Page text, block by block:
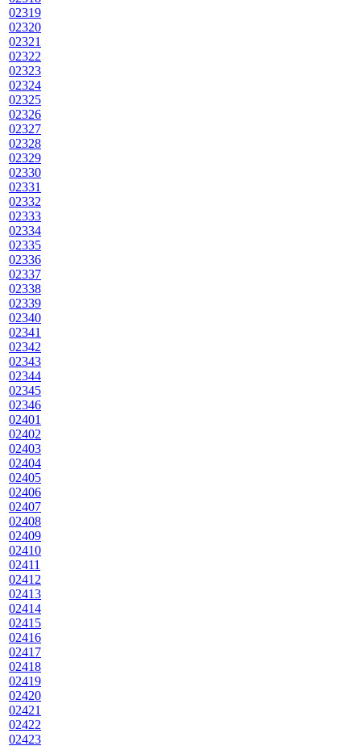
02319
02320
02321
02322
02323
02324
02325
02326
02327
02328
02329
02330
02331
02332
02333
02334
02335
02336
02337
02338
02339
02340
02341
02342
02343
02344
02345
02346
02401
02402
02403
02404
02405
02406
02407
02408
02409
02410
02411
02412
02413
02414
02415
02416
02417
02418
02419
02420
02421
02422
02423